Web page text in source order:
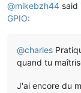
@mikebzh44 said
GPIO:
@charles
quand tu
J'ai encore du